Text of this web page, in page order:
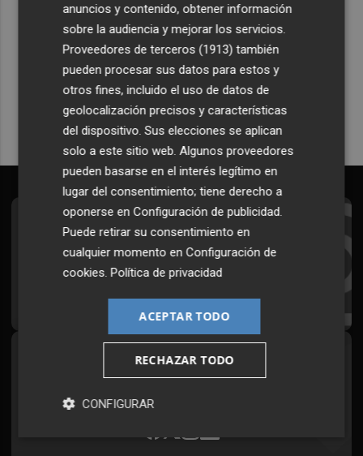
Recibe toda la actualidad de
Plaza Podcast en tu correo
Quiero suscribirme
Suscríbete al Boletín
Todos los días a primera hora en tu email
¡Quiero suscribirme!
Síguenos en redes
anuncios y contenido, obtener información
sobre la audiencia y mejorar los servicios.
Proveedores de terceros (1913) también
pueden procesar sus datos para estos y
otros fines, incluido el uso de datos de
geolocalización precisos y características
del dispositivo. Sus elecciones se aplican
solo a este sitio web. Algunos proveedores
pueden basarse en el interés legítimo en
lugar del consentimiento; tiene derecho a
oponerse enConfiguración de publicidad
Puede retirar su consentimiento en
cualquier momento enConfiguración de
cookies .Política de privacidad
ACEPTAR TODO
RECHAZAR TODO
CONFIGURAR